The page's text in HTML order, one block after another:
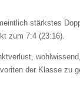
stärkstes
zum 7:4 (23:16).
der Klasse zu